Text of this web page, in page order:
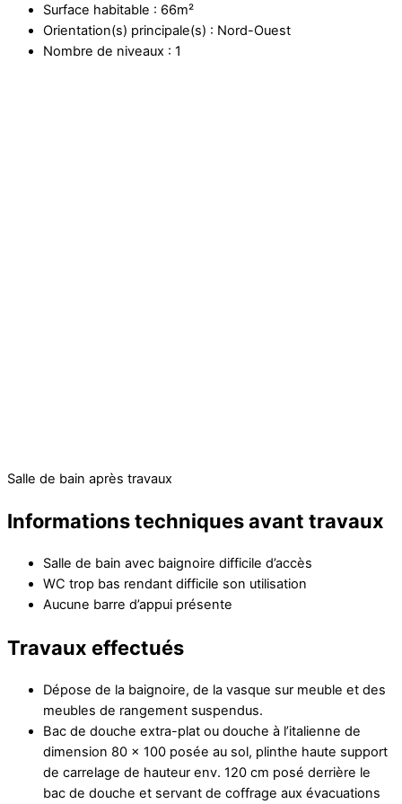
Surface habitable : 66m²
Orientation(s) principale(s) : Nord-Ouest
Nombre de niveaux : 1
Salle de bain après travaux
Informations techniques avant travaux
Salle de bain avec baignoire difficile d’accès
WC trop bas rendant difficile son utilisation
Aucune barre d’appui présente
Travaux effectués
Dépose de la baignoire, de la vasque sur meuble et des
meubles de rangement suspendus.
Bac de douche extra-plat ou douche à l’italienne de
dimension 80 x 100 posée au sol, plinthe haute support
de carrelage de hauteur env. 120 cm posé derrière le
bac de douche et servant de coffrage aux évacuations